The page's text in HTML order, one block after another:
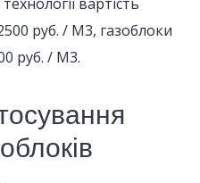
руб. / М3, газоблоки
руб. / М3.